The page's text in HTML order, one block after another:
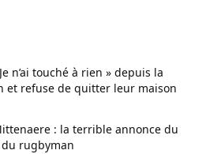
n’ai touché à rien » depuis la
et refuse de quitter leur maison
: la terrible annonce du
rugbyman